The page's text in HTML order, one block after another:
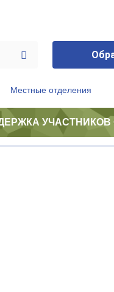
Местные отделения
УЧАСТНИКОВ